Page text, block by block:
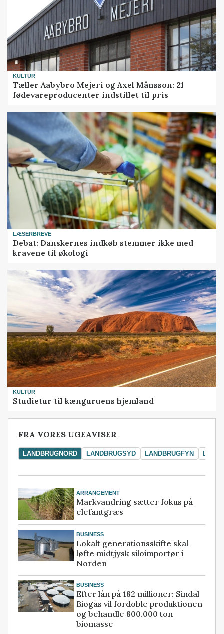
KULTUR
Tæller Aabybro Mejeri og Axel Månsson: 21
fødevareproducenter indstillet til pris
LÆSERBREVE
Debat: Danskernes indkøb stemmer ikke med
kravene til økologi
KULTUR
Studietur til kænguruens hjemland
FRA VORES UGEAVISER
LANDBRUGNORD LANDBRUGSYD LANDBRUGFYN
ARRANGEMENT
Markvandring sætter fokus på
elefantgræs
BUSINESS
Lokalt generationsskifte skal
løfte midtjysk siloimportør i
Norden
BUSINESS
Efter lån på 182 millioner: Sindal
Biogas vil fordoble produktionen
og behandle 800.000 ton
biomasse